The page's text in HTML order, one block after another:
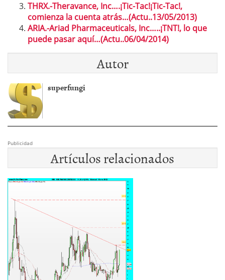
THRX.-Theravance, Inc….¡Tic-Tac!¡Tic-Tac!,
comienza la cuenta atrás…(Actu..13/05/2013)
ARIA.-Ariad Pharmaceuticals, Inc…..¡TNT!, lo que
puede pasar aquí…(Actu..06/04/2014)
Autor
superfungi
Publicidad
Artículos relacionados